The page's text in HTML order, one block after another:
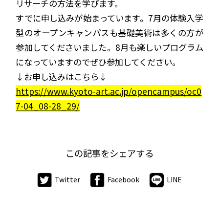
リサーチの方法を学びます。
すでに申し込みが始まっています。7月の体験入学
型のオープンキャンパスも基礎美術は多くの方が
参加してくださいました。8月も楽しいプログラム
になっていますのでぜひ参加してください。
↓お申し込みはこちら↓
https://www.kyoto-art.ac.jp/opencampus/oc0
7-04_08-28_29/
この記事をシェアする
Twitter Facebook LINE